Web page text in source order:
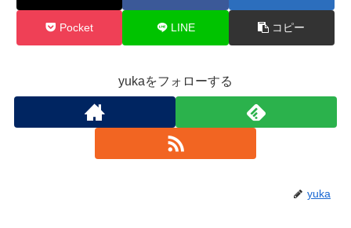
Pocket LINE コピー
yukaをフォローする
yuka